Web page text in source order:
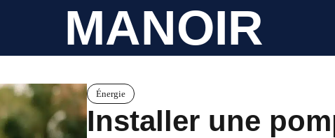
MANOIR
Énergie
Installer une